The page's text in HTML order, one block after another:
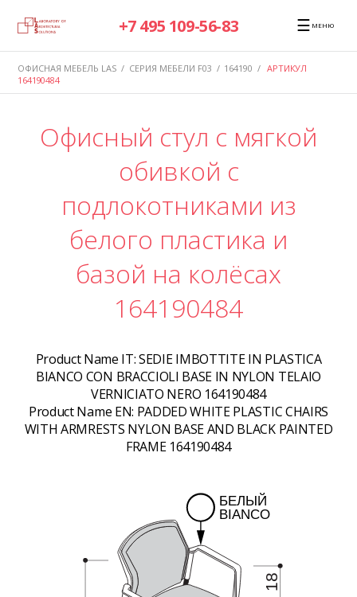
+7 495 109-56-83 ☰ МЕНЮ
ОФИСНАЯ МЕБЕЛЬ LAS / СЕРИЯ МЕБЕЛИ F03 / 164190 / АРТИКУЛ
164190484
Офисный стул с мягкой
обивкой с
подлокотниками из
белого пластика и
базой на колёсах
164190484
Product Name IT:SEDIE IMBOTTITE IN PLASTICA
BIANCO CON BRACCIOLI BASE IN NYLON TELAIO
VERNICIATO NERO 164190484
Product Name EN: PADDED WHITE PLASTIC CHAIRS
WITH ARMRESTS NYLON BASE AND BLACK PAINTED
FRAME 164190484